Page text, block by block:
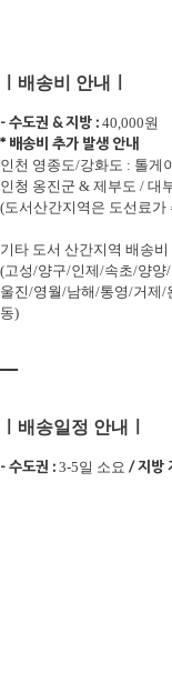
ㅣ배송비 안내ㅣ
- 수도권 & 지방 : 40,000원
* 배송비 추가 발생 안내
인천 영종도/강화도 : 톨게
인청 옹진군 & 제부도 / 대
(도서산간지역은 도선료가
기타 도서 산간지역 배송
(고성/양구/인제/속초/양
울진/영월/남해/통영/거제
동)
ㅡ
ㅣ배송일정 안내ㅣ
- 수도권 : 3-5일 소요 / 지방